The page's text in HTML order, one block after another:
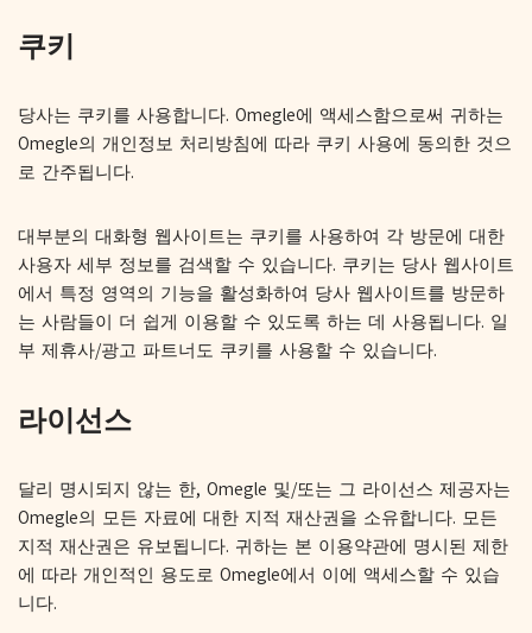
쿠키
당사는 쿠키를 사용합니다. Omegle에 액세스함으로써 귀하는
Omegle의 개인정보 처리방침에 따라 쿠키 사용에 동의한 것으
로 간주됩니다.
대부분의 대화형 웹사이트는 쿠키를 사용하여 각 방문에 대한
사용자 세부 정보를 검색할 수 있습니다. 쿠키는 당사 웹사이트
에서 특정 영역의 기능을 활성화하여 당사 웹사이트를 방문하
는 사람들이 더 쉽게 이용할 수 있도록 하는 데 사용됩니다. 일
부 제휴사/광고 파트너도 쿠키를 사용할 수 있습니다.
라이선스
달리 명시되지 않는 한, Omegle 및/또는 그 라이선스 제공자는
Omegle의 모든 자료에 대한 지적 재산권을 소유합니다. 모든
지적 재산권은 유보됩니다. 귀하는 본 이용약관에 명시된 제한
에 따라 개인적인 용도로 Omegle에서 이에 액세스할 수 있습
니다.